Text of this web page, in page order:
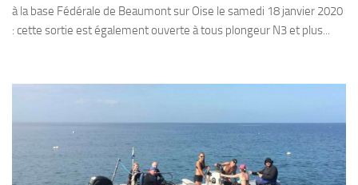
Agenda
Les Palmes du Lac
Section Matériel
Occasions
à la base Fédérale de Beaumont sur Oise le samedi 18 janvier 2020
: cette sortie est également ouverte à tous plongeur N3 et plus...